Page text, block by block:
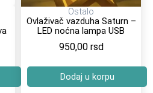
Ostalo
Ovlaživač vazduha Saturn –
LED noćna lampa USB
950,00 rsd
Dodaj u korpu